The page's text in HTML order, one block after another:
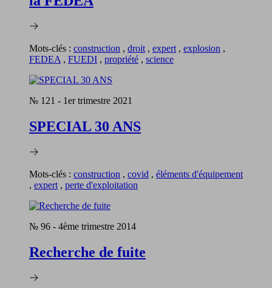
Mots-clés : construction , droit , expert , explosion ,
FEDEA , FUEDI , propriété , science
№ 121 - 1er trimestre 2021
SPECIAL 30 ANS
Mots-clés : construction , covid , éléments d'équipement
, expert , perte d'exploitation
№ 96 - 4ème trimestre 2014
Recherche de fuite